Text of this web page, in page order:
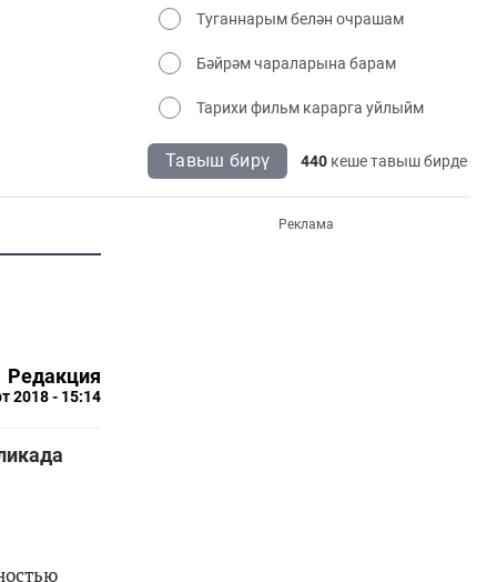
Туганнарым белән очрашам
Бәйрәм чараларына барам
Тарихи фильм карарга уйлыйм
Тавыш бирү 440 кеше тавыш бирде
Редакция
2018 - 15:14
Реклама